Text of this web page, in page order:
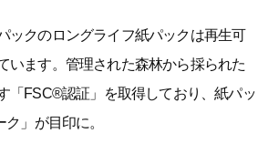
ックのロングライフ紙パックは再生可
います。管理された森林から採られた
「FSC®認証」を取得しており、紙パッ
」が目印に。